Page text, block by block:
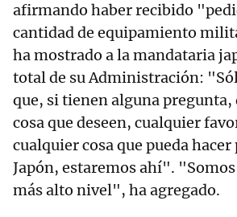
afirmando haber recibido
cantidad de equipamiento
ha mostrado a la mandataria
total de su Administración:
que, si tienen alguna pregunta,
cosa que deseen, cualquier
cualquier cosa que pueda hacer
Japón, estaremos ahí".
más alto nivel", ha agregado.